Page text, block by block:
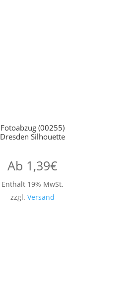
Fotoabzug (00255)
Dresden Silhouette
Ab 1,39€
Enthält 19% MwSt.
zzgl. Versand